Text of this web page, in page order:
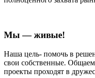
Мы — живые!
Наша цель- помочь в
свои собственные.
проекты проходят в